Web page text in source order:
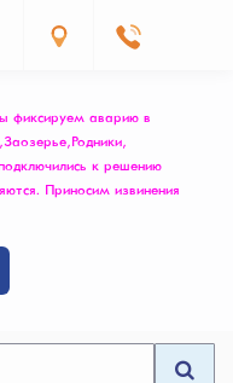
фиксируем аварию в
Родники,
к решению
Приносим извинения